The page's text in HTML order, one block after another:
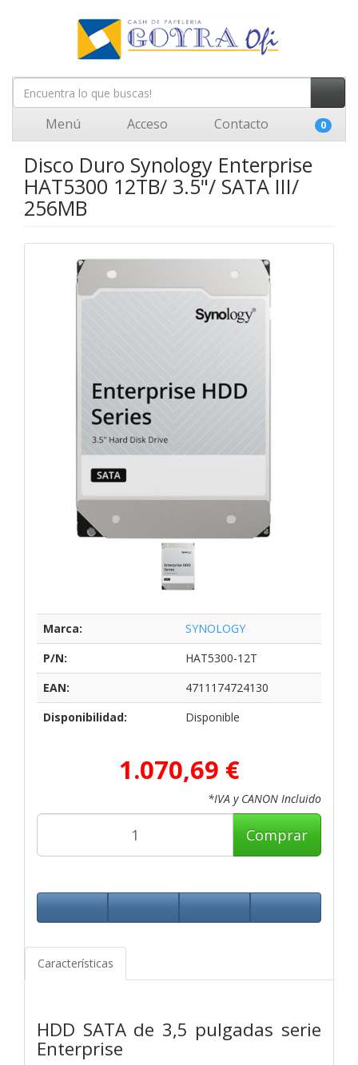
Menú Acceso Contacto 0
Disco Duro Synology Enterprise
HAT5300 12TB/ 3.5"/ SATA III/
256MB
Marca:
SYNOLOGY
P/N:
HAT5300-12T
EAN:
4711174724130
Disponibilidad:
Disponible
1.070,69 €
*IVA y CANON Incluido
Comprar
Características
HDD SATA de 3,5 pulgadas serie
Enterprise